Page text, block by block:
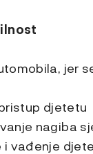
jer
djetetu
nagiba
vađenje